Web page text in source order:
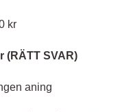
kr
(RÄTT SVAR)
aning